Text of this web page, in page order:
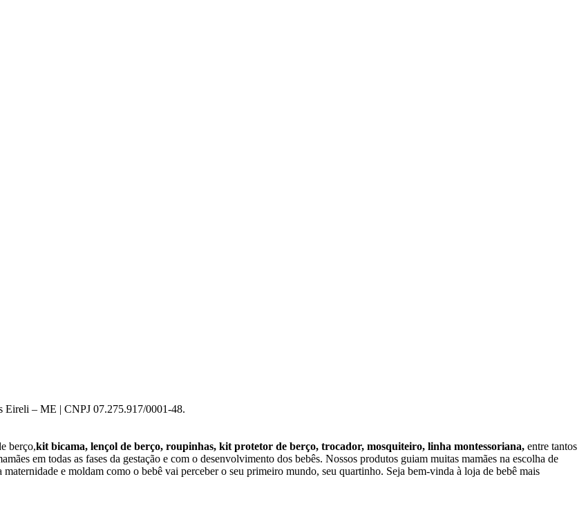
Eireli – ME | CNPJ 07.275.917/0001-48.
berço,kit bicama, lençol de berço, roupinhas, kit protetor de berço, trocador, mosquiteiro, linha montessoriana, entre tantos
em todas as fases da gestação e com o desenvolvimento dos bebês. Nossos produtos guiam muitas mamães na escolha de
e moldam como o bebê vai perceber o seu primeiro mundo, seu quartinho. Seja bem-vinda à loja de bebê mais